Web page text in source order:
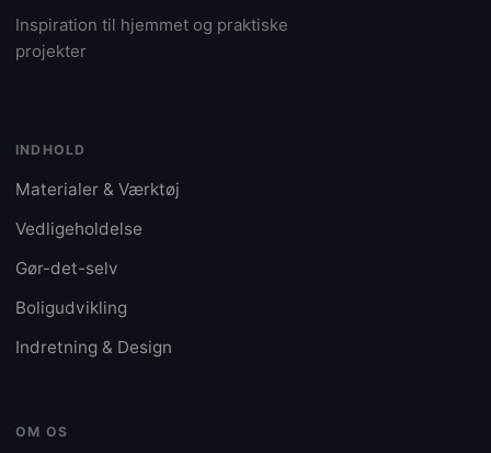
Inspiration til hjemmet og praktiske
projekter
INDHOLD
Materialer & Værktøj
Vedligeholdelse
Gør-det-selv
Boligudvikling
Indretning & Design
OM OS